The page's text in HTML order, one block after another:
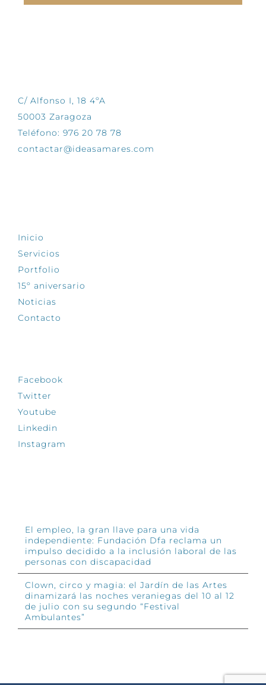
C/ Alfonso I, 18 4ºA
50003 Zaragoza
Teléfono: 976 20 78 78
contactar@ideasamares.com
Inicio
Servicios
Portfolio
15º aniversario
Noticias
Contacto
Facebook
Twitter
Youtube
Linkedin
Instagram
El empleo, la gran llave para una vida
independiente: Fundación Dfa reclama un
impulso decidido a la inclusión laboral de las
personas con discapacidad
Clown, circo y magia: el Jardín de las Artes
dinamizará las noches veraniegas del 10 al 12
de julio con su segundo “Festival
Ambulantes”